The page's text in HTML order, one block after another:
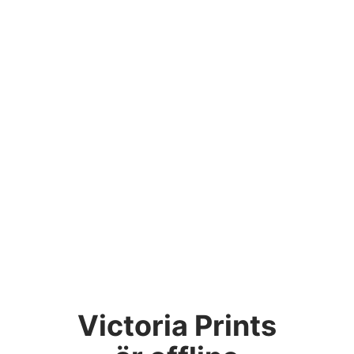
Victoria Prints